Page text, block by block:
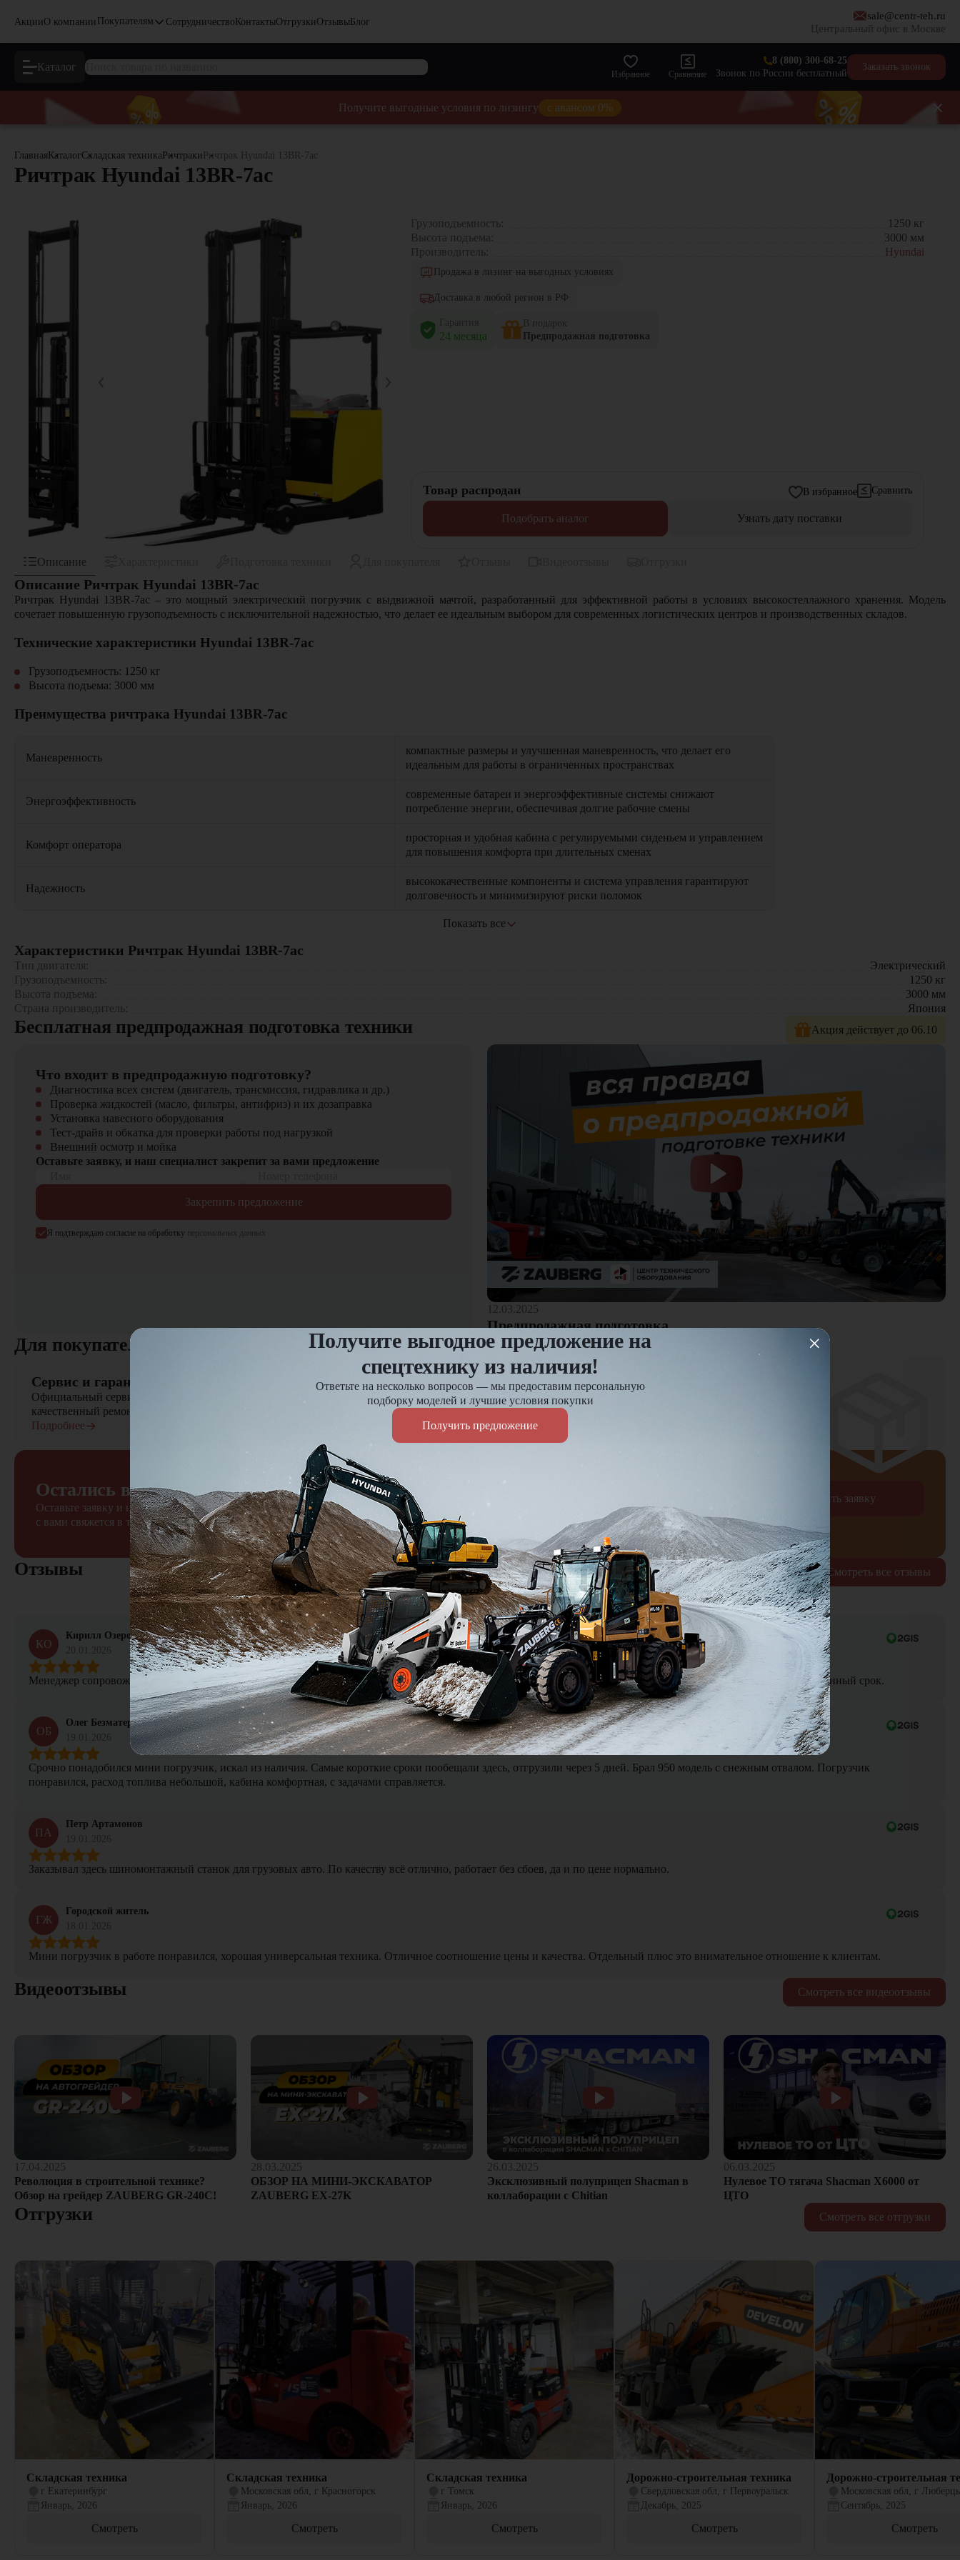
АкцииО компании Покупателям СотрудничествоКонтактыОтгрузкиОтзывыБлог
sale@centr-teh.ru
Центральный офис в Москве
Каталог
Избранное Сравнение
8 (800) 300-68-25
Звонок по России бесплатный
Заказать звонок
Получите выгодные условия по лизингу с авансом 0%
Главная КаталогСкладская техника Ричтраки Ричтрак Hyundai 13BR-7ac
Ричтрак Hyundai 13BR-7ac
Грузоподъемность: 1250 кг
Высота подъема:
3000 мм
Производитель:
Hyundai
Продажа в лизинг на выгодных условиях
Доставка в любой регион в РФ
Гарантия
24 месяца
В подарок
Предпродажная подготовка
Товар распродан В избранное Сравнить
Подобрать аналог Узнать дату поставки
Описание
Описание Ричтрак Hyundai 13BR-7ac
Ричтрак Hyundai 13BR-7ac – это мощный электрический погрузчик с выдвижной мачтой, разработанный для эффективной работы в условиях высокостеллажного хранения. Модель
сочетает повышенную грузоподъемность с исключительной надежностью, что делает ее идеальным выбором для современных логистических центров и производственных складов.
Технические характеристики Hyundai 13BR-7ac
Грузоподъемность: 1250 кг
Высота подъема: 3000 мм
Преимущества ричтрака Hyundai 13BR-7ac
Маневренность
компактные размеры и улучшенная маневренность, что делает его
идеальным для работы в ограниченных пространствах
Энергоэффективность
современные батареи и энергоэффективные системы снижают
потребление энергии, обеспечивая долгие рабочие смены
Комфорт оператора
просторная и удобная кабина с регулируемыми сиденьем и управлением
для повышения комфорта при длительных сменах
Надежность
высококачественные компоненты и система управления гарантируют
долговечность и минимизируют риски поломок
Логистические комплексы средней мощности
Производственные цеха с паллетированными грузами
Торговые распределительные центры
Почему стоит выбрать Hyundai 13BR-7ac?
Энергоэффективность и высокая производительность
Надежность и долговечность
Комфорт для оператора
Купить ричтрак Hyundai 13BR-7ac в компании "ЦТО"
Компания "ЦТО" – официальный дилер техники Hyundai, предлагающий новые модели складского оборудования с гарантией. У нас вы найдете: широкий выбор спецтехники, вилочных
погрузчиков, малой складской техники, навесного оборудования, запчасти для долгосрочной эксплуатации, профессиональные консультации по выбору техники.
Мы осуществляем быструю доставку по всей России и обеспечиваем сервисное обслуживание и ремонт.
📞 Звоните прямо сейчас для уточнения деталей и оформления заказа!
Показать все
Характеристики Ричтрак Hyundai 13BR-7ac
Тип двигателя:
Электрический
Грузоподъемность:
1250 кг
Высота подъема:
3000 мм
Страна производитель:
Япония
Бесплатная предпродажная подготовка техники Акция действует до 06.10
Что входит в предпродажную подготовку?
Диагностика всех систем (двигатель, трансмиссия, гидравлика и др.)
Проверка жидкостей (масло, фильтры, антифриз) и их дозаправка
Установка навесного оборудования
Тест-драйв и обкатка для проверки работы под нагрузкой
Внешний осмотр и мойка
Оставьте заявку, и наш специалист закрепит за вами предложение
Закрепить предложение
Я подтверждаю согласие на обработку персональных данных
12.03.2025
Предпродажная подготовка
Для покупателя
Сервис и гарантия
Официальный сервисный центр осуществляет быстрый выезд и
качественный ремонт сельскохозяйственной техники
Подробнее
Оплата и доставка
Доставка по России до 7 дней
Действует гибкая система оплаты
Подробнее
Остались вопросы?
Оставьте заявку и наш менеджер
с вами свяжется в течение 15 минут
Отправить заявку
Я подтверждаю согласие на обработкуперсональных данных
Смотреть все отзывы
Отзывы
КО
Кирилл Озеров
Менеджер сопровождал сделку от начала и до конца, не терялся и был на связи можно сказать 24 на 7. Доставка экскаватора до объекта была выполнена в оговоренный срок.
ОБ
Олег Безматерных
Срочно понадобился мини погрузчик, искал из наличия. Самые короткие сроки пообещали здесь, отгрузили через 5 дней. Брал 950 модель с снежным отвалом. Погрузчик
понравился, расход топлива небольшой, кабина комфортная, с задачами справляется.
ПА
Петр Артамонов
Заказывал здесь шиномонтажный станок для грузовых авто. По качеству всё отлично, работает без сбоев, да и по цене нормально.
ГЖ
Городской житель
Мини погрузчик в работе понравился, хорошая универсальная техника. Отличное соотношение цены и качества. Отдельный плюс это внимательное отношение к клиентам.
Смотреть все видеоотзывы
Видеоотзывы
17.04.2025
Революция в строительной технике?
Обзор на грейдер ZAUBERG GR-240C!
28.03.2025
ОБЗОР НА МИНИ-ЭКСКАВАТОР
ZAUBERG EX-27K
26.03.2025
Эксклюзивный полуприцеп Shacman в
коллаборации с Chitian
06.03.2025
Нулевое ТО тягача Shacman Х6000 от
ЦТО
Смотреть все отгрузки
Отгрузки
Складская техника
г Екатеринбург
Январь, 2026
Смотреть
Складская техника
Московская обл, г Красногорск
Январь, 2026
Смотреть
Складская техника
г Томск
Январь, 2026
Смотреть
Дорожно-строительная техника
Свердловская обл, г Первоуральск
Декабрь, 2025
Смотреть
Дорожно-строительная
Московская обл, г
Сентябрь, 2025
Смотреть
Получите выгодное предложение на
спецтехнику из наличия!
Ответьте на несколько вопросов — мы предоставим персональную
подборку моделей и лучшие условия покупки
Получить предложение